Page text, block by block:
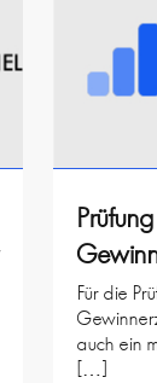
Für die
auch ein
[…]